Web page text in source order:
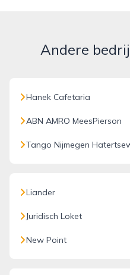
Andere
Hanek Cafetaria
ABN AMRO MeesPierson
Tango Nijmegen
Liander
Juridisch Loket
New Point